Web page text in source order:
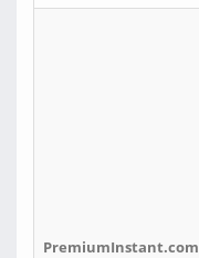
PremiumInstant.com